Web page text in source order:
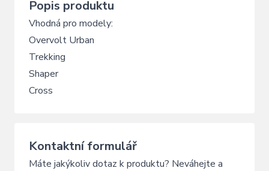
Popis produktu
Vhodná pro modely:
Overvolt Urban
Trekking
Shaper
Cross
Kontaktní formulář
Máte jakýkoliv dotaz k produktu? Neváhejte a